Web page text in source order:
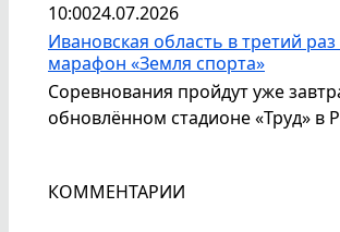
10:0024.07.2026
Ивановская область в третий
марафон «Земля спорта»
Соревнования пройдут уже
обновлённом стадионе «Труд» в
КОММЕНТАРИИ